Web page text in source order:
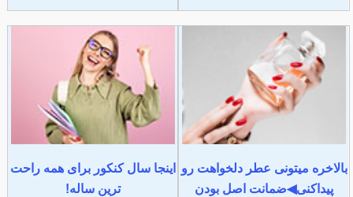
بالاخره میتونی عطر دلخواهت رو
پیداکنی◀ضمانت اصل بودن
اینجا سال کنکور برای همه راحت
ترین ساله!